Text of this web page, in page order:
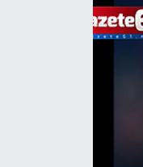
Haber Arşivi